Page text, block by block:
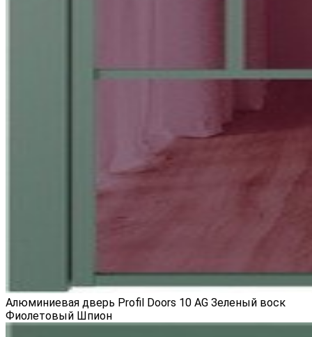
Алюминиевая дверь Profil Doors 10 AG Зеленый воск
Фиолетовый Шпион